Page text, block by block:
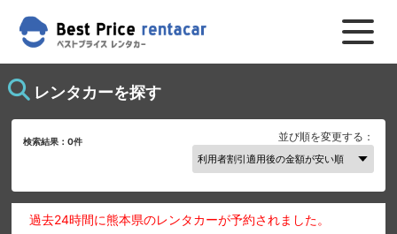
レンタカーを探す
検索結果：0件 並び順を変更する：
過去24時間に熊本県のレンタカーが予約されました。